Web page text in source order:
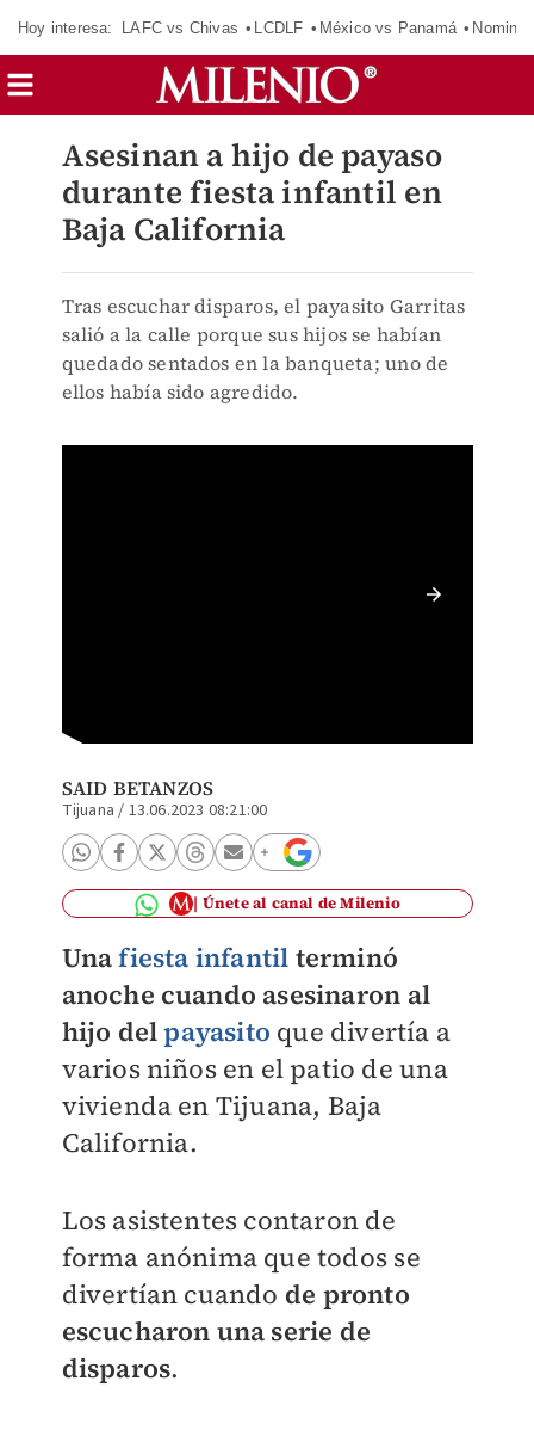
Hoy interesa: LAFC vs Chivas LCDLF México vs Panamá
Asesinan a hijo de payaso
durante fiesta infantil en
Baja California
Tras escuchar disparos, el payasito Garritas
salió a la calle porque sus hijos se habían
quedado sentados en la banqueta; uno de
ellos había sido agredido.
SAID BETANZOS
Tijuana / 13.06.2023 08:21:00
Únete al canal de Milenio
Unafiesta infantil terminó
anoche cuando asesinaron al
hijo delpayasito que divertía a
varios niños en el patio de una
vivienda en Tijuana, Baja
California.
Los asistentes contaron de
forma anónima que todos se
divertían cuando de pronto
escucharon una serie de
disparos.